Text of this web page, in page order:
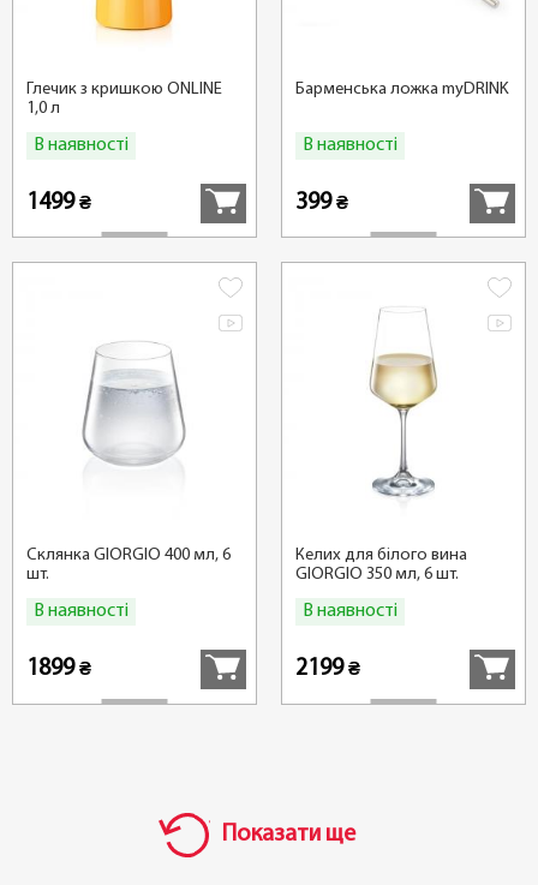
Глечик з кришкою ONLINE
1,0 л
В наявності
1499₴
Барменська ложка myDRINK
В наявності
399₴
Склянка GIORGIO 400 мл, 6
шт.
В наявності
1899₴
Келих для білого вина
GIORGIO 350 мл, 6 шт.
В наявності
2199₴
Показати ще